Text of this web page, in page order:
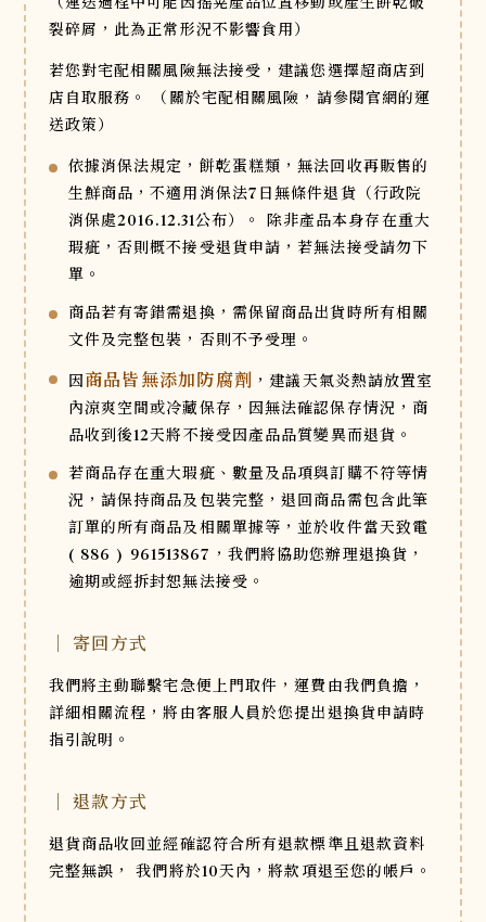
裂碎屑，此為正常形況不影響食用）
若您對宅配相關風險無法接受，建議您選擇超商店到
店自取服務。
（關於宅配相關風險，請參閱官網的運
送政策）
依據消保法規定，餅乾蛋糕類，無法回收再販售的
生鮮商品，不適用消保法7日無條件退貨（行政院
消保處2016.12.31公布）。
除非產品本身存在重大
瑕疵，否則概不接受退貨申請，若無法接受請勿下
單。
商品若有寄錯需退換，需保留商品出貨時所有相關
文件及完整包裝，否則不予受理。
因商品皆無添加防腐劑 ，建議天氣炎熱請放置室
內涼爽空間或冷藏保存，因無法確認保存情況，商
品收到後12天將不接受因產品品質變異而退貨。
若商品存在重大瑕疵、數量及品項與訂購不符等情
況，請保持商品及包裝完整，退回商品需包含此筆
訂單的所有商品及相關單據等，並於收件當天致電
( 886 ) 961513867，我們將協助您辦理退換貨，
逾期或經拆封恕無法接受。
｜ 寄回方式
我們將主動聯繫宅急便上門取件，運費由我們負擔，
詳細相關流程，將由客服人員於您提出退換貨申請時
指引說明。
｜ 退款方式
退貨商品收回並經確認符合所有退款標準且退款資料
完整無誤，
我們將於10天內，將款項退至您的帳戶。